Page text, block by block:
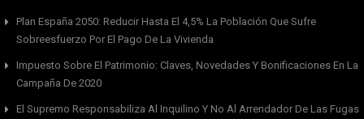
Plan España 2050: Reducir Hasta El 4,5% La Población Que Sufre
Sobreesfuerzo Por El Pago De La Vivienda
Impuesto Sobre El Patrimonio: Claves, Novedades Y Bonificaciones En La
Campaña De 2020
El Supremo Responsabiliza Al Inquilino Y No Al Arrendador De Las Fugas